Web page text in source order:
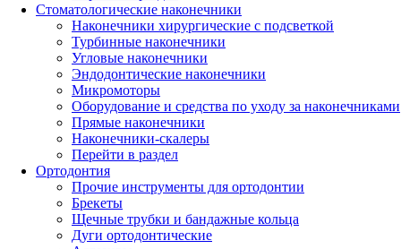
Стоматологические наконечники
Наконечники хирургические с подсветкой
Турбинные наконечники
Угловые наконечники
Эндодонтические наконечники
Микромоторы
Оборудование и средства по уходу за наконечниками
Прямые наконечники
Наконечники-скалеры
Перейти в раздел
Ортодонтия
Прочие инструменты для ортодонтии
Брекеты
Щечные трубки и бандажные кольца
Дуги ортодонтические